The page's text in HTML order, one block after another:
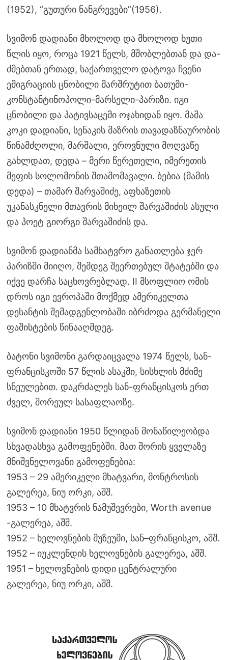
(1952), “გუთური ნანგრევები”(1956).
სვიმონ დადიანი მხოლოდ და მხოლოდ ხუთი
წლის იყო, როცა 1921 წელს, მშობლებთან და და-
ძმებთან ერთად, საქართველო დატოვა ჩვენი
ემიგრაციის ცნობილი მარშრუტით ბათუმი-
კონსტანტინოპოლი-მარსელი-პარიზი. იგი
ცნობილი და პატივსაცემი ოჯახიდან იყო. მამა
კოკი დადიანი, სენაკის მაზრის თავადაზნაურობის
წინამძღოლი, მარშალი, ეროვნული მოღვაწე
გახლდათ, დედა – მერი წერეთელი, იმერეთის
მეფის სოლომონის შთამომავალი. ბებია (მამის
დედა) – თამარ შარვაშიძე, აფხაზეთის
უკანასკნელი მთავრის მიხეილ შარვაშიძის ასული
და პოეტ გიორგი შარვაშიძის და.
სვიმონ დადიანმა სამხატვრო განათლება ჯერ
პარიზში მიიღო, შემდეგ შეერთებულ შტატებში და
იქვე დარჩა საცხოვრებლად. II მსოფლიო ომის
დროს იგი ევროპაში მოქმედ ამერიკელთა
დესანტის შემადგენლობაში იბრძოდა გერმანელი
ფაშისტების წინააღმდეგ.
ბატონი სვიმონი გარდაიცვალა 1974 წელს, სან-
ფრანცისკოში 57 წლის ასაკში, სისხლის მძიმე
სნეულებით. დაკრძალეს სან-ფრანცისკოს ერთ
ძველ, შორეულ სასაფლაოზე.
სვიმონ დადიანი 1950 წლიდან მონაწილეობდა
სხვადასხვა გამოფენებში. მათ შორის ყველაზე
მნიშვნელოვანი გამოფენებია:
1953 – 29 ამერიკელი მხატვარი, მონტროსის
გალერეა, ნიუ ორკი, აშშ.
1953 – 10 მხატვრის ნამუშევრები, Worth avenue
-გალერეა, აშშ.
1952 – ხელოვნების მუზეუმი, სან–ფრანცისკო, აშშ.
1952 – იუკლენდის ხელოვნების გალერეა, აშშ.
1951 – ხელოვნების დიდი ცენტრალური
გალერეა, ნიუ ორკი, აშშ.